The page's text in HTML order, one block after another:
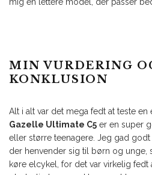
MIN VURDERING
KONKLUSION
Alt i alt var det mega fedt at teste en
Gazelle Ultimate C5 er en super
eller større teenagere. Jeg gad godt
der henvender sig til børn og unge,
køre elcykel, for det var virkelig fedt